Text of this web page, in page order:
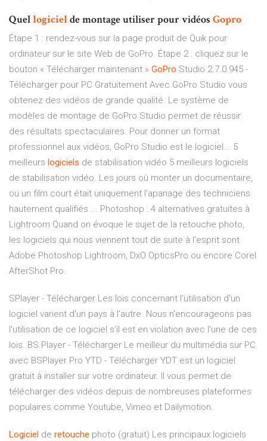
Quellogicielde montage utiliser pour vidéos Gopro
Étape 1 : rendez-vous sur la page produit de Quik pour
ordinateur sur le site Web de GoPro. Étape 2 : cliquez sur le
bouton « Télécharger maintenant » GoPro Studio 2.7.0.945 -
Télécharger pour PC Gratuitement Avec GoPro Studio vous
obtenez des vidéos de grande qualité. Le système de
modèles de montage de GoPro Studio permet de réussir
des résultats spectaculaires. Pour donner un format
professionnel aux vidéos, GoPro Studio est le logiciel... 5
meilleurs logiciels de stabilisation vidéo 5 meilleurs logiciels
de stabilisation vidéo. Les jours où monter un documentaire,
ou un film court était uniquement l'apanage des techniciens
hautement qualifiés ... Photoshop : 4 alternatives gratuites à
Lightroom Quand on évoque le sujet de la retouche photo,
les logiciels qui nous viennent tout de suite à l'esprit sont
Adobe Photoshop Lightroom, DxO OpticsPro ou encore Corel
AfterShot Pro.
SPlayer - Télécharger Les lois concernant l'utilisation d'un
logiciel varient d'un pays à l'autre. Nous n'encourageons pas
l'utilisation de ce logiciel s'il est en violation avec l'une de ces
lois. BS.Player - Télécharger Le meilleur du multimédia sur PC
avec BSPlayer Pro YTD - Télécharger YDT est un logiciel
gratuit à installer sur votre ordinateur. Il vous permet de
télécharger des vidéos depuis de nombreuses plateformes
populaires comme Youtube, Vimeo et Dailymotion.
Logiciel de retouche photo (gratuit) Les principaux logiciels